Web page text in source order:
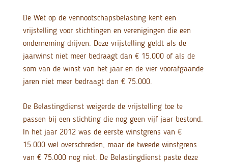
De Wet op de vennootschapsbelasting kent een
vrijstelling voor stichtingen en verenigingen die een
onderneming drijven. Deze vrijstelling geldt als de
jaarwinst niet meer bedraagt dan € 15.000 of als de
som van de winst van het jaar en de vier voorafgaande
jaren niet meer bedraagt dan € 75.000.
De Belastingdienst weigerde de vrijstelling toe te
passen bij een stichting die nog geen vijf jaar bestond.
In het jaar 2012 was de eerste winstgrens van €
15.000 wel overschreden, maar de tweede winstgrens
van € 75.000 nog niet. De Belastingdienst paste deze